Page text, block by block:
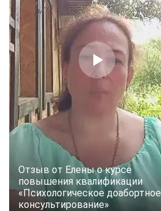
Отзыв от Елены о курсе
повышения квалификации
«Психологическое доабортное
консультирование»